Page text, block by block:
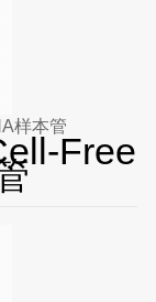
样本管
Free